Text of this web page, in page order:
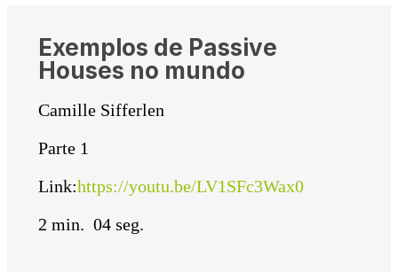
Exemplos de Passive
Houses no mundo
Camille Sifferlen
Parte 1
Link:https://youtu.be/LV1SFc3Wax0
2 min. 04 seg.